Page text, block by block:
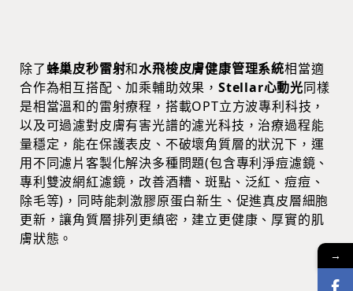
除了蜂巢皮秒雷射和水飛梭皮膚健康管理系統相當適
合作為相互搭配、加乘輔助效果，Stellar心動光同樣
是相當溫和的雷射療程，搭載OPT立方波專利科技，
以及可過濾對皮膚有害光譜的濾光科技，治療過程能
量穩定，能在保護表皮、不破壞角質層的狀況下，運
用不同濾片客製化解決多種問題(包含專利淨痘濾鏡、
專利雙波網紅濾鏡，改善酒糟、斑點、泛紅、痘痘、
除毛等)，同時能刺激膠原蛋白新生、促進真皮層細胞
更新，讓角質層排列更縝密，建立更健康、厚實的肌
膚狀態。
→